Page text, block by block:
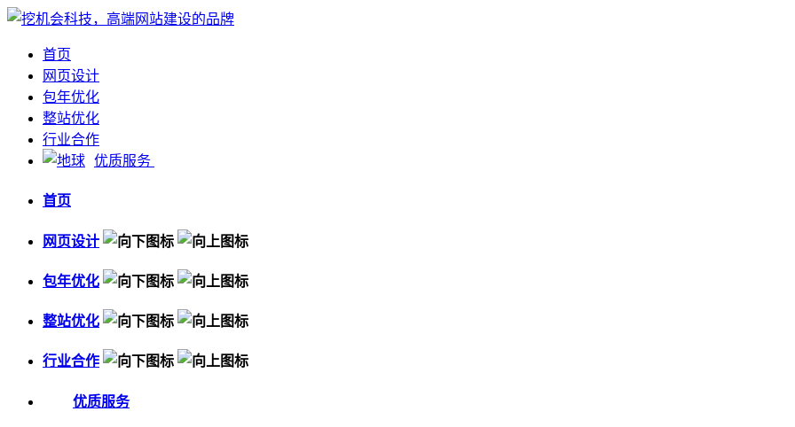
首页
网页设计
包年优化
整站优化
行业合作
优质服务
首页
网页设计
包年优化
整站优化
行业合作
优质服务